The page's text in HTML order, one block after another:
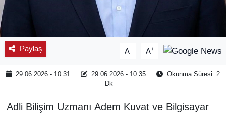
Paylaş A- A+
29.06.2026 - 10:31 29.06.2026 - 10:35
Okunma Süresi: 2
Dk
Adli Bilişim Uzmanı Adem Kuvat ve Bilgisayar